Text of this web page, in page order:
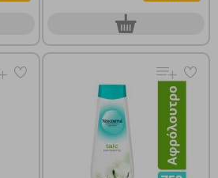
0τεμ.